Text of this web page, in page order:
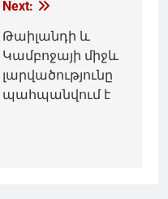
Next:
Թաիլանդի և
Կամբոջայի միջև
լարվածությունը
պահպանվում է